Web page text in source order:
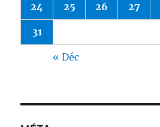
24 25 26 27
31
« Déc